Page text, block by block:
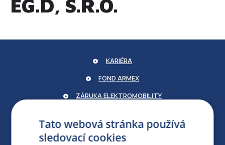
EG.D, S.R.O.
KARIÉRA
FOND ARMEX
ZÁRUKA ELEKTROMOBILITY
PRO MÉDIA
Tato webová stránka používá
sledovací cookies